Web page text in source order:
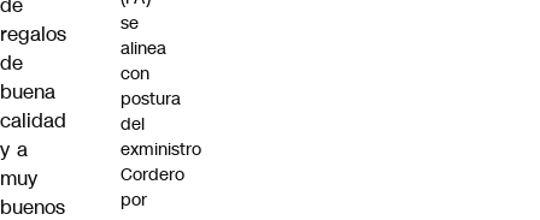
regalos
de
buena
calidad
y a
muy
buenos
se
alinea
con
postura
del
exministro
Cordero
por